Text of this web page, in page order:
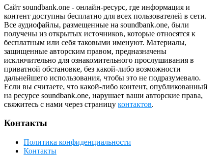
Сайт soundbank.one - онлайн-ресурс, где информация и
контент доступны бесплатно для всех пользователей в сети.
Все аудиофайлы, размещенные на soundbank.one, были
получены из открытых источников, которые относятся к
бесплатным или себя таковыми именуют. Материалы,
защищенные авторским правом, предназначены
исключительно для ознакомительного прослушивания в
приватной обстановке, без какой-либо возможности
дальнейшего использования, чтобы это не подразумевало.
Если вы считаете, что какой-либо контент, опубликованный
на ресурсе soundbank.one, нарушает ваши авторские права,
свяжитесь с нами через страницу контактов.
Контакты
Политика конфиденциальности
Контакты